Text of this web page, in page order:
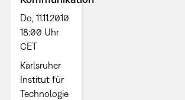
Do, 11.11.2010
18:00 Uhr
CET
Karlsruher
Institut für
Technologie